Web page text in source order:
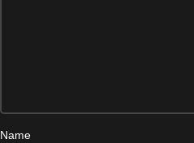
Name